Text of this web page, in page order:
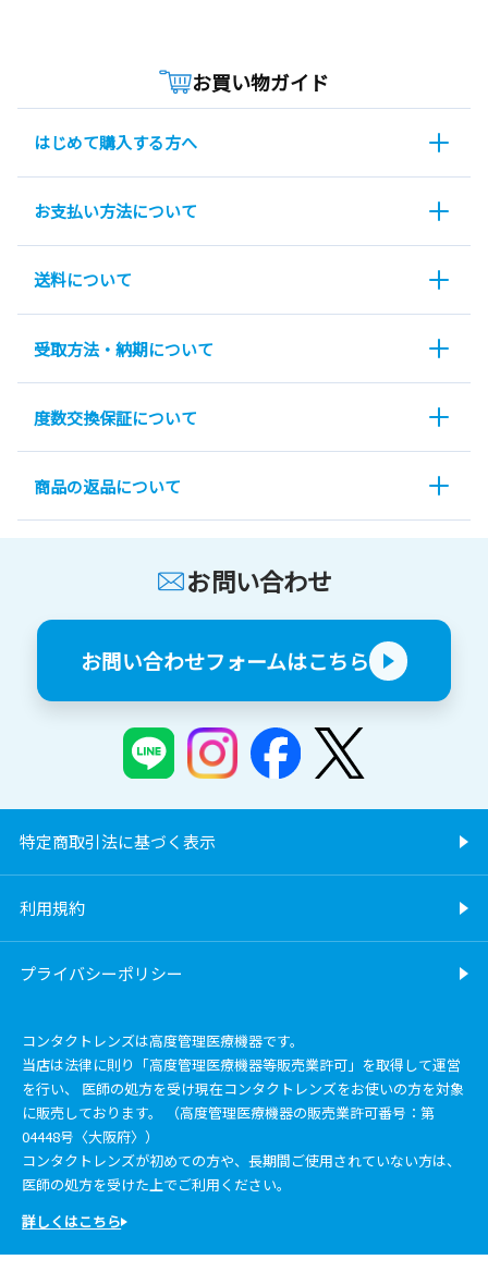
お買い物ガイド
はじめて購入する方へ
お支払い方法について
送料について
受取方法・納期について
度数交換保証について
商品の返品について
お問い合わせ
お問い合わせフォームはこちら
特定商取引法に基づく表示
利用規約
プライバシーポリシー
コンタクトレンズは高度管理医療機器です。
当店は法律に則り「高度管理医療機器等販売業許可」を取得して運営
を行い、 医師の処方を受け現在コンタクトレンズをお使いの方を対象
に販売しております。 （高度管理医療機器の販売業許可番号：第
04448号〈大阪府〉）
コンタクトレンズが初めての方や、長期間ご使用されていない方は、
医師の処方を受けた上でご利用ください。
詳しくはこちら